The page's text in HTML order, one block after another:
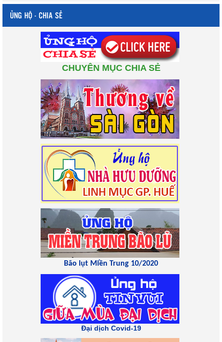
ỦNG HỘ - CHIA SẺ
CHUYÊN MỤC CHIA SẺ
Bão lụt Miền Trung 10/2020
Đại dịch Covid-19